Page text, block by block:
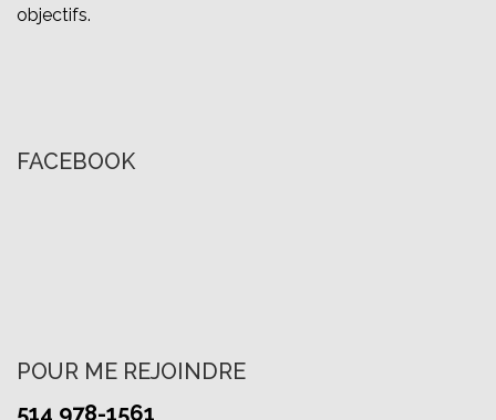
objectifs.
FACEBOOK
POUR ME REJOINDRE
514 978-1561